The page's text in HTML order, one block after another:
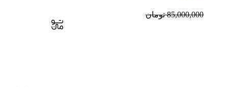
85,000,000 تومان